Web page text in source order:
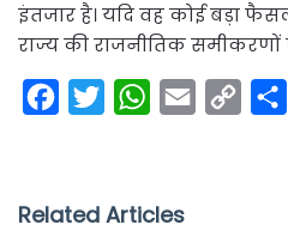
इंतजार है। यदि वह कोई बड़ा
राज्य की राजनीतिक समीकरणों
e
t
W
t
Related Articles